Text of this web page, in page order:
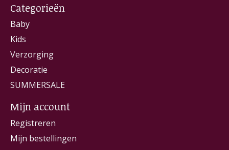
Categorieën
Baby
Kids
Verzorging
Decoratie
SUMMERSALE
Mijn account
Registreren
Mijn bestellingen